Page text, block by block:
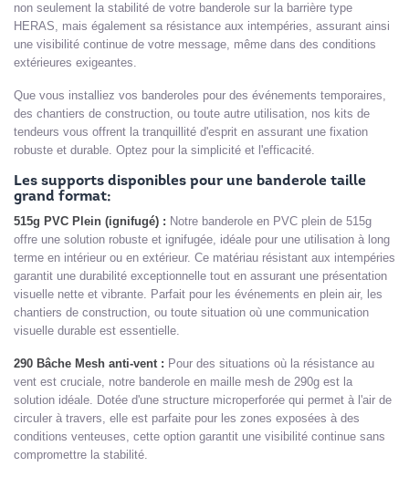
non seulement la stabilité de votre banderole sur la barrière type
HERAS, mais également sa résistance aux intempéries, assurant ainsi
une visibilité continue de votre message, même dans des conditions
extérieures exigeantes.
Que vous installiez vos banderoles pour des événements temporaires,
des chantiers de construction, ou toute autre utilisation, nos kits de
tendeurs vous offrent la tranquillité d'esprit en assurant une fixation
robuste et durable. Optez pour la simplicité et l'efficacité.
Les supports disponibles pour une banderole taille
grand format:
515g PVC Plein (ignifugé) : Notre banderole en PVC plein de 515g
offre une solution robuste et ignifugée, idéale pour une utilisation à long
terme en intérieur ou en extérieur. Ce matériau résistant aux intempéries
garantit une durabilité exceptionnelle tout en assurant une présentation
visuelle nette et vibrante. Parfait pour les événements en plein air, les
chantiers de construction, ou toute situation où une communication
visuelle durable est essentielle.
290 Bâche Mesh anti-vent : Pour des situations où la résistance au
vent est cruciale, notre banderole en maille mesh de 290g est la
solution idéale. Dotée d'une structure microperforée qui permet à l'air de
circuler à travers, elle est parfaite pour les zones exposées à des
conditions venteuses, cette option garantit une visibilité continue sans
compromettre la stabilité.